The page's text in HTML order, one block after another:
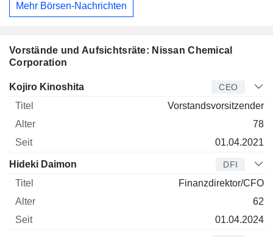
Mehr Börsen-Nachrichten
Vorstände und Aufsichtsräte: Nissan Chemical
Corporation
Manager Titel Alter
Kojiro Kinoshita CEO
Vorstandsvorsitzender
78
01.04.2021
Hideki Daimon DFI
Finanzdirektor/CFO
62
01.04.2024